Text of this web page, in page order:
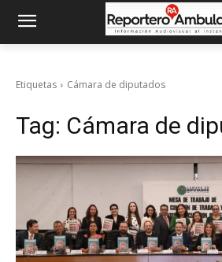
Etiquetas Cámara de diputados
Tag: Cámara de